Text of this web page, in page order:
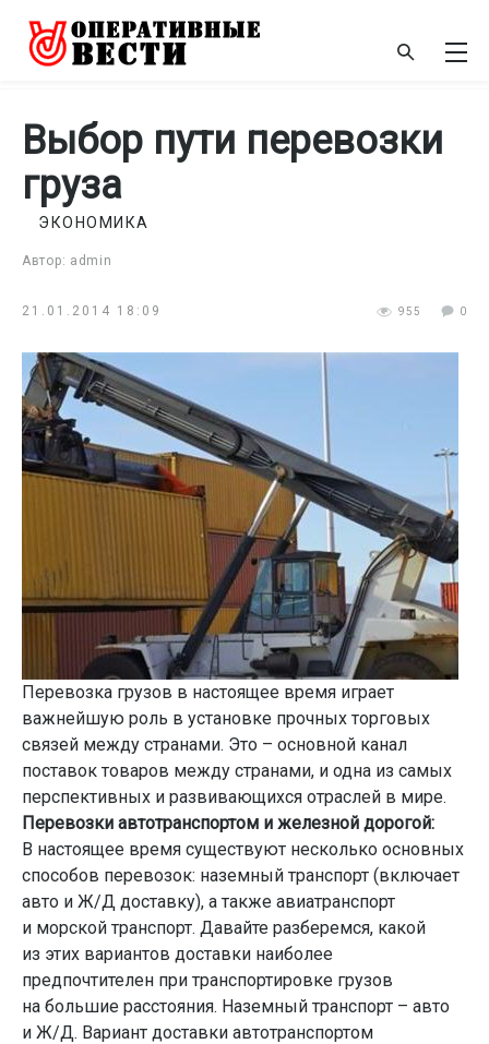
Выбор пути перевозки
груза
Автор: admin
ЭКОНОМИКА
21.01.2014 18:09 955 0
Перевозка грузов в настоящее время играет
важнейшую роль в установке прочных торговых
связей между странами. Это – основной канал
поставок товаров между странами, и одна из самых
перспективных и развивающихся отраслей в мире.
Перевозки автотранспортом и железной дорогой:
В настоящее время существуют несколько основных
способов перевозок: наземный транспорт (включает
авто и Ж/Д доставку), а также авиатранспорт
и морской транспорт. Давайте разберемся, какой
из этих вариантов доставки наиболее
предпочтителен при транспортировке грузов
на большие расстояния. Наземный транспорт – авто
и Ж/Д. Вариант доставки автотранспортом